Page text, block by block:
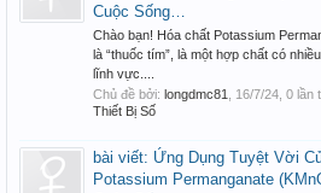
Cuộc Sống…
Chào bạn! Hóa chất Potassium
là “thuốc tím”, là một hợp chất có
lĩnh vực....
Chủ đề bởi: longdmc81 16/7/24 , 0
Thiết Bị Số
bài viết: Ứng Dụng Tuyệt Vời
Potassium Permanganate